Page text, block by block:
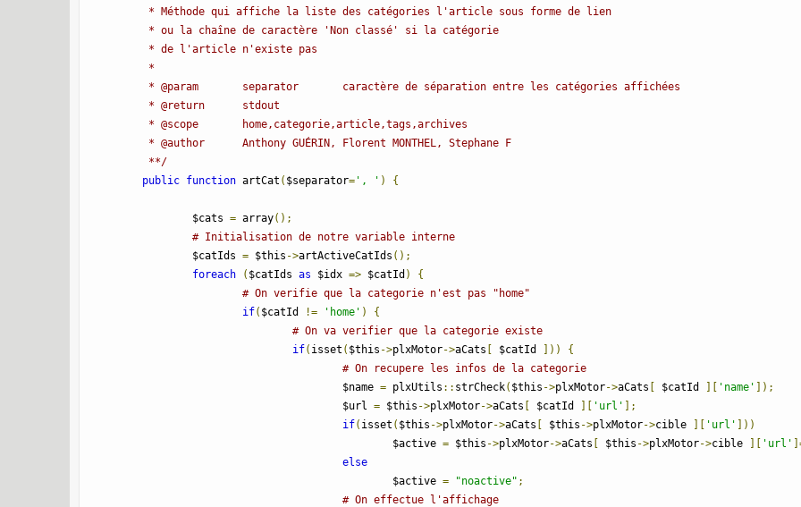
	 **/
public function artCat ( $separator= ', ' ) {
		$cats
= array();
# Initialisation de notre variable interne
		$catIds
= $this ->artActiveCatIds ();
foreach
( $catIds as $idx => $catId )
{
# On verifie que la categorie n'est pas "home"
if( $catId != 'home' )
{
# On va verifier que la categorie existe
if( isset ( $this ->plxMotor->aCats [ $catId ]))
{
# On recupere les infos de la categorie
					$name
= plxUtils :: strCheck( $this ->plxMotor->aCats [ $catId ][ 'name' ]);
					$url
= $this ->plxMotor->aCats [ $catId ][ 'url' ];
if( isset ( $this ->plxMotor->aCats [ $this ->plxMotor->cible ][ 'url' ]))
						$active
= $this ->plxMotor->aCats [ $this ->plxMotor->cible ][ 'url'
else
						$active
= "noactive" ;
# On effectue l'affichage